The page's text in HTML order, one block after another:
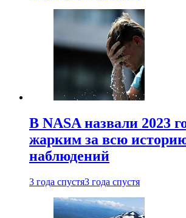
В NASA назвали 2023
жарким за всю
наблюдений
3 года спустя3 года спустя